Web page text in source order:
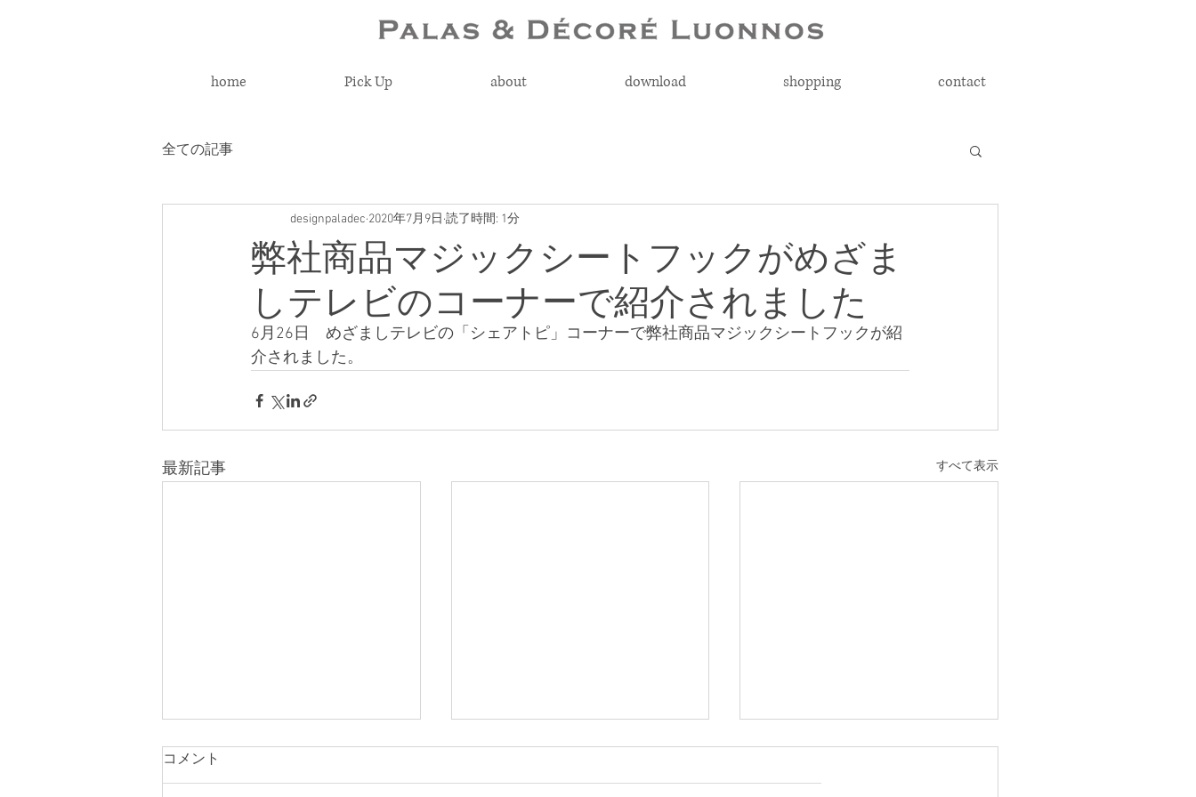
home Pick Up about download shopping contact
全ての記事
弊社商品マジックシートフックがめざま
しテレビのコーナーで紹介されました
designpaladec 2020年7月9日 読了時間: 1分
6月26日　めざましテレビの「シェアトピ」コーナーで弊社商品マジックシートフックが紹
介されました。
最新記事 すべて表示
コメント